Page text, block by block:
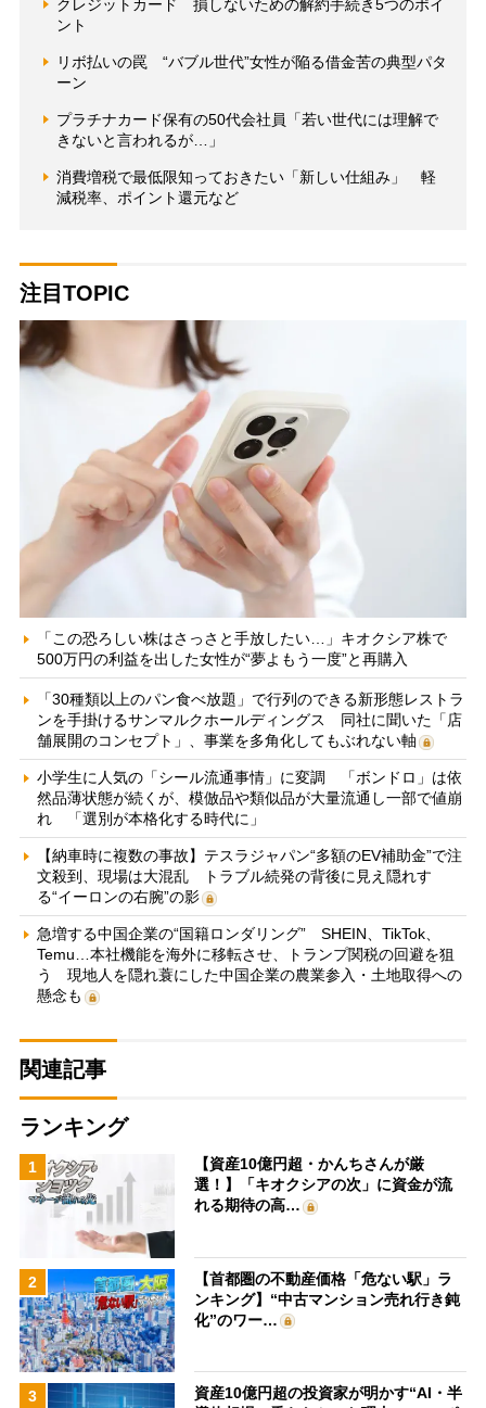
クレジットカード 損しないための解約手続き5つのポイ
ント
リボ払いの罠 “バブル世代”女性が陥る借金苦の典型パタ
ーン
プラチナカード保有の50代会社員「若い世代には理解で
きないと言われるが…」
消費増税で最低限知っておきたい「新しい仕組み」 軽
減税率、ポイント還元など
注目TOPIC
「この恐ろしい株はさっさと手放したい…」キオクシア株で
500万円の利益を出した女性が“夢よもう一度”と再購入
「30種類以上のパン食べ放題」で行列のできる新形態レストラ
ンを手掛けるサンマルクホールディングス 同社に聞いた「店
舗展開のコンセプト」、事業を多角化してもぶれない軸
小学生に人気の「シール流通事情」に変調 「ボンドロ」は依
然品薄状態が続くが、模倣品や類似品が大量流通し一部で値崩
れ 「選別が本格化する時代に」
【納車時に複数の事故】テスラジャパン“多額のEV補助金”で注
文殺到、現場は大混乱 トラブル続発の背後に見え隠れす
る“イーロンの右腕”の影
急増する中国企業の“国籍ロンダリング” SHEIN、TikTok、
Temu…本社機能を海外に移転させ、トランプ関税の回避を狙
う 現地人を隠れ蓑にした中国企業の農業参入・土地取得への
懸念も
関連記事
ランキング
1
【資産10億円超・かんちさんが厳
選！】「キオクシアの次」に資金が流
れる期待の高…
2
【首都圏の不動産価格「危ない駅」ラ
ンキング】“中古マンション売れ行き鈍
化”のワー…
3
資産10億円超の投資家が明かす“AI・半